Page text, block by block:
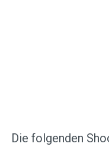
Die folgenden